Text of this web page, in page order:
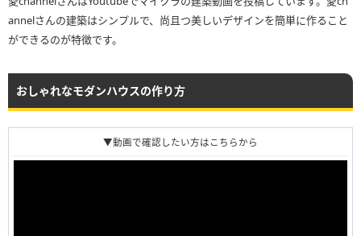
annelさんの建築はシンプルで、尚且つ美しいデザインを簡単に作ること
ができるのが特徴です。
おしゃれなモダンハウスの作り方
▼動画で確認したい方はこちらから